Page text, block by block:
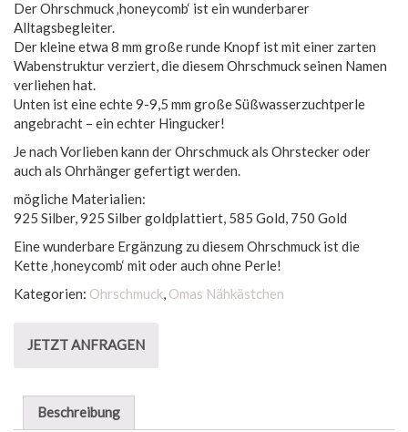
Der Ohrschmuck ‚honeycomb‘ ist ein wunderbarer
Alltagsbegleiter.
Der kleine etwa 8 mm große runde Knopf ist mit einer zarten
Wabenstruktur verziert, die diesem Ohrschmuck seinen Namen
verliehen hat.
Unten ist eine echte 9-9,5 mm große Süßwasserzuchtperle
angebracht – ein echter Hingucker!
Je nach Vorlieben kann der Ohrschmuck als Ohrstecker oder
auch als Ohrhänger gefertigt werden.
mögliche Materialien:
925 Silber, 925 Silber goldplattiert, 585 Gold, 750 Gold
Eine wunderbare Ergänzung zu diesem Ohrschmuck ist die
Kette ‚honeycomb‘ mit oder auch ohne Perle!
Kategorien: Ohrschmuck Omas Nähkästchen
JETZT ANFRAGEN
Beschreibung